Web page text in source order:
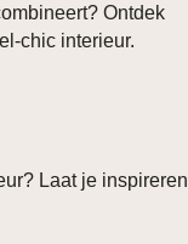
Ontdek
chic interieur.
Laat je inspireren